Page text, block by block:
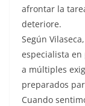
afrontar la
deteriore.
Según
especialista en
a múltiples
preparados
Cuando